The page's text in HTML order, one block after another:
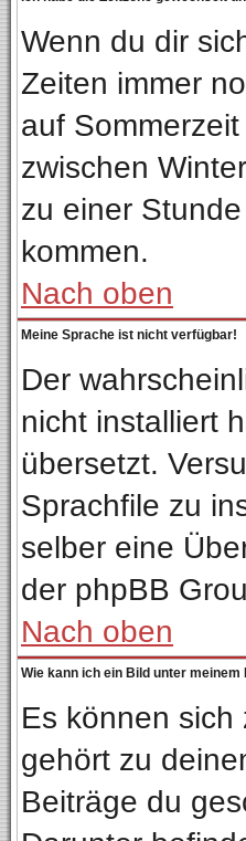
Wenn du dir
Zeiten immer
auf
zwischen
zu einer
kommen.
Nach oben
Meine Sprache ist nicht verfügbar!
Der
nicht installiert
übersetzt.
Sprachfile zu
selber eine
der phpBB
Nach oben
Wie kann ich ein Bild unter
Es können
gehört zu
Beiträge du